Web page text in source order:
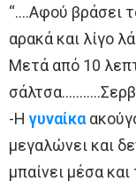
“….Αφού βράσει
αρακά και λίγο
Μετά από 10
-Η γυναίκα
μεγαλώνει και
μπαίνει μέσα και